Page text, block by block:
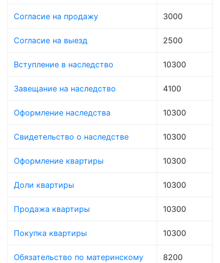
Согласие на продажу 3000
Согласие на выезд 2500
Вступление в наследство 10300
Завещание на наследство 4100
Оформление наследства 10300
Свидетельство о наследстве 10300
Оформление квартиры 10300
Доли квартиры 10300
Продажа квартиры 10300
Покупка квартиры 10300
Обязательство по материнскому
8200